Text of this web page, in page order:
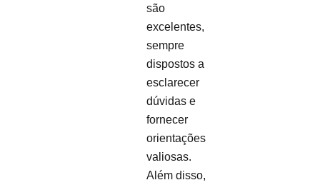
são
excelentes,
sempre
dispostos a
esclarecer
dúvidas e
fornecer
orientações
valiosas.
Além disso,